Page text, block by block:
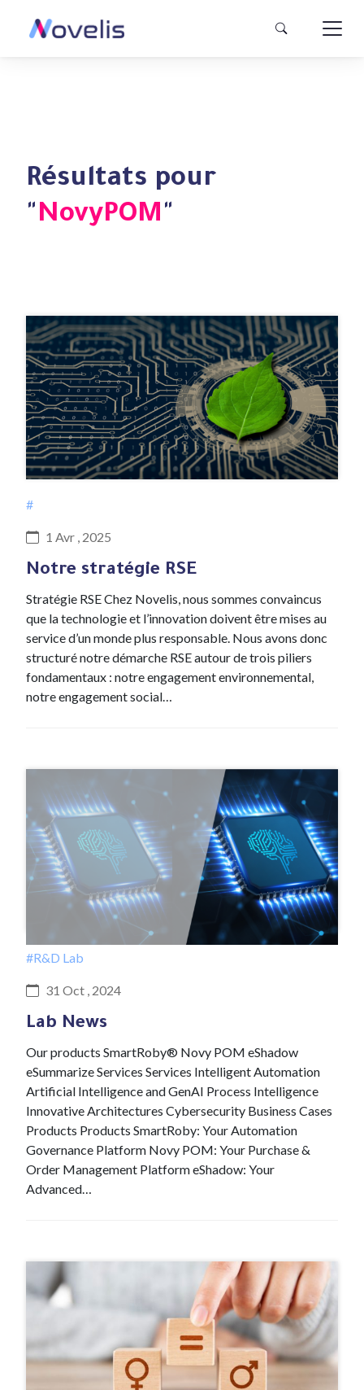
Résultats pour
"NovyPOM"
#
1 Avr , 2025
Notre stratégie RSE
Stratégie RSE Chez Novelis, nous sommes convaincus
que la technologie et l’innovation doivent être mises au
service d’un monde plus responsable. Nous avons donc
structuré notre démarche RSE autour de trois piliers
fondamentaux : notre engagement environnemental,
notre engagement social…
#R&D Lab
31 Oct , 2024
Lab News
Our products SmartRoby® Novy POM eShadow
eSummarize Services Services Intelligent Automation
Artificial Intelligence and GenAI Process Intelligence
Innovative Architectures Cybersecurity Business Cases
Products Products SmartRoby: Your Automation
Governance Platform Novy POM: Your Purchase &
Order Management Platform eShadow: Your
Advanced…